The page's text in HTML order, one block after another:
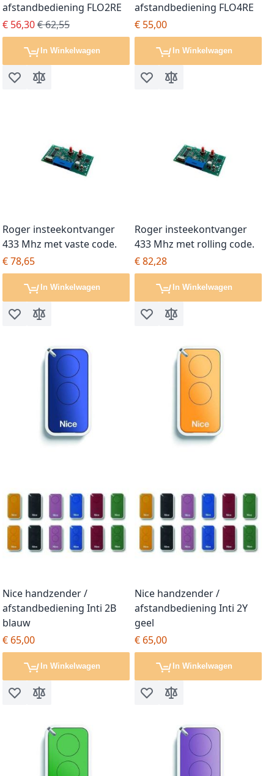
afstandbediening FLO2RE
Special Price
€ 56,30Regular Price
€ 62,55
In Winkelwagen
Voeg toe aan verlanglijst
Toevoegen om te vergelijken
afstandbediening FLO4RE
€ 55,00
In Winkelwagen
Voeg toe aan verlanglijst
Toevoegen om te
Roger insteekontvanger
433 Mhz met vaste code.
€ 78,65
In Winkelwagen
Voeg toe aan verlanglijst
Toevoegen om te vergelijken
Roger insteekontvanger
433 Mhz met rolling code.
€ 82,28
In Winkelwagen
Voeg toe aan verlanglijst
Toevoegen om te
Nice handzender /
afstandbediening Inti 2B
blauw
€ 65,00
In Winkelwagen
Voeg toe aan verlanglijst
Toevoegen om te vergelijken
Nice handzender /
afstandbediening Inti 2Y
geel
€ 65,00
In Winkelwagen
Voeg toe aan verlanglijst
Toevoegen om te